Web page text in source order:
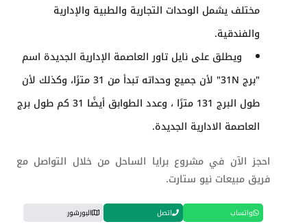
مختلف يشمل الوحدات التجارية والطبية والإدارية
والفندقية.
ويطلق على نايل تاور العاصمة الإدارية الجديدة اسم
"برج 31N" لأن جميع وحداته تبدأ من 31 مترًا، وكذلك لأن
طول البرج 131 مترًا ، وعدد الطوابق أيضًا 31
كم طول برج
العاصمة الادارية الجديدة.
احجز الآن في مشروع برايا الساحل من خلال التواصل مع
فريق مبيعات نيو ستارت.
واتساب اتصل البورشور